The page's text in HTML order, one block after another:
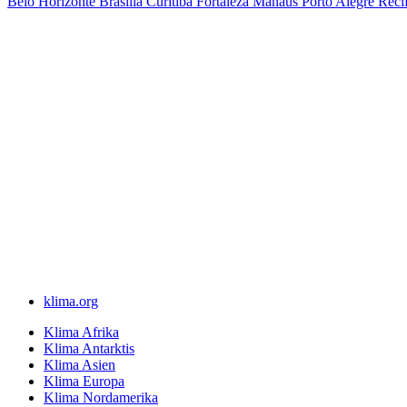
klima.org
Klima Afrika
Klima Antarktis
Klima Asien
Klima Europa
Klima Nordamerika